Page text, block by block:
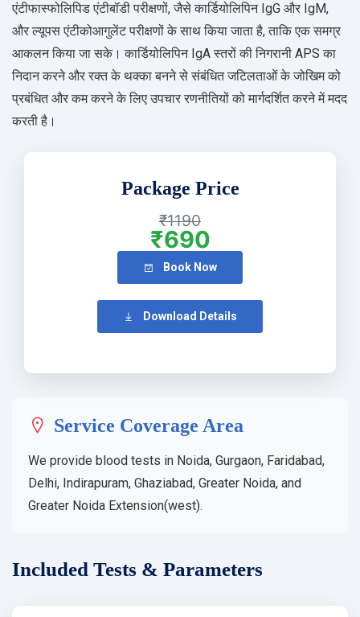
एंटीफास्फोलिपिड एंटीबॉडी परीक्षणों, जैसे कार्डियोलिपिन IgG और IgM,
और ल्यूपस एंटीकोआगुलेंट परीक्षणों के साथ किया जाता है, ताकि एक समग्र
आकलन किया जा सके। कार्डियोलिपिन IgA स्तरों की निगरानी APS का
निदान करने और रक्त के थक्का बनने से संबंधित जटिलताओं के जोखिम को
प्रबंधित और कम करने के लिए उपचार रणनीतियों को मार्गदर्शित करने में मदद
करती है।
Package Price
₹1190
₹690
Book Now
Download Details
Service Coverage Area
We provide blood tests in Noida, Gurgaon, Faridabad,
Delhi, Indirapuram, Ghaziabad, Greater Noida, and
Greater Noida Extension(west).
Included Tests & Parameters